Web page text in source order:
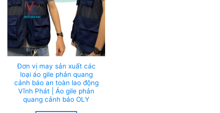
Đơn vị may sản xuất các
loại áo gile phản quang
cảnh báo an toàn lao động
Vĩnh Phát | Áo gile phản
quang cảnh báo OLY